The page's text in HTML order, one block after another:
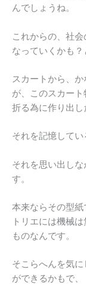
んでしょうね。
これからの、社
なっていくかも？
スカートから、
が、このスカー
折る為に作り出し
それを記憶してい
それを思い出し
す。
本来ならその型
トリエには機械
ものなんです。
そこらへんを気
ができるかもで、